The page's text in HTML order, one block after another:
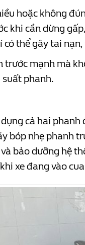
hoặc không
khi cần dừng
thể gây tai
trước mạnh mà
suất phanh.
dụng cả hai
bóp nhẹ phanh
bảo dưỡng hệ
xe đang vào